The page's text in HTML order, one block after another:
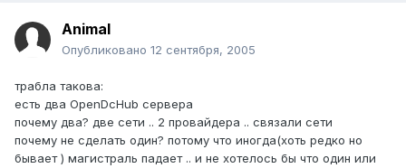
Animal
Опубликовано 12 сентября, 2005
трабла такова:
есть два OpenDcHub сервера
почему два? две сети .. 2 провайдера .. связали сети
почему не сделать один? потому что иногда(хоть редко но
бывает ) магистраль падает .. и не хотелось бы что один или